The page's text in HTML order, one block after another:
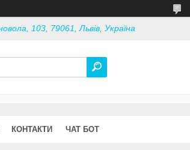
103, 79061, Львів, Україна
КОНТАКТИ ЧАТ БОТ